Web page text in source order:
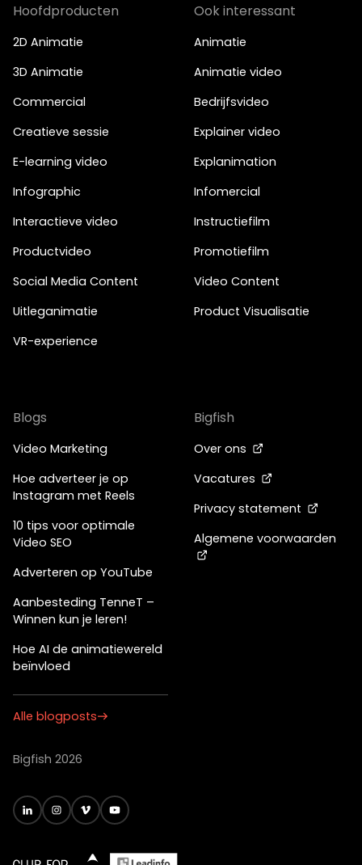
Hoofdproducten
2D Animatie
3D Animatie
Commercial
Creatieve sessie
E-learning video
Infographic
Interactieve video
Productvideo
Social Media Content
Uitleganimatie
VR-experience
Ook interessant
Animatie
Animatie video
Bedrijfsvideo
Explainer video
Explanimation
Infomercial
Instructiefilm
Promotiefilm
Video Content
Product Visualisatie
Blogs
Video Marketing
Hoe adverteer je op
Instagram met Reels
10 tips voor optimale
Video SEO
Adverteren op YouTube
Aanbesteding TenneT –
Winnen kun je leren!
Hoe AI de animatiewereld
beïnvloed
Alle blogposts
Bigfish
Over ons
Vacatures
Privacy statement
Algemene voorwaarden
Bigfish 2026